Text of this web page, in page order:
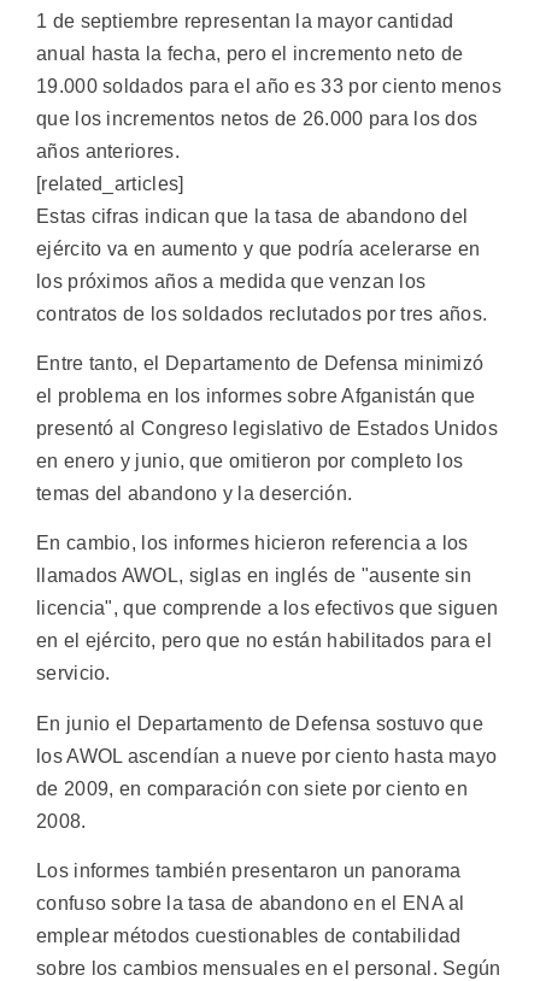
1 de septiembre representan la mayor cantidad
anual hasta la fecha, pero el incremento neto de
19.000 soldados para el año es 33 por ciento menos
que los incrementos netos de 26.000 para los dos
años anteriores.
[related_articles]
Estas cifras indican que la tasa de abandono del
ejército va en aumento y que podría acelerarse en
los próximos años a medida que venzan los
contratos de los soldados reclutados por tres años.
Entre tanto, el Departamento de Defensa minimizó
el problema en los informes sobre Afganistán que
presentó al Congreso legislativo de Estados Unidos
en enero y junio, que omitieron por completo los
temas del abandono y la deserción.
En cambio, los informes hicieron referencia a los
llamados AWOL, siglas en inglés de "ausente sin
licencia", que comprende a los efectivos que siguen
en el ejército, pero que no están habilitados para el
servicio.
En junio el Departamento de Defensa sostuvo que
los AWOL ascendían a nueve por ciento hasta mayo
de 2009, en comparación con siete por ciento en
2008.
Los informes también presentaron un panorama
confuso sobre la tasa de abandono en el ENA al
emplear métodos cuestionables de contabilidad
sobre los cambios mensuales en el personal. Según